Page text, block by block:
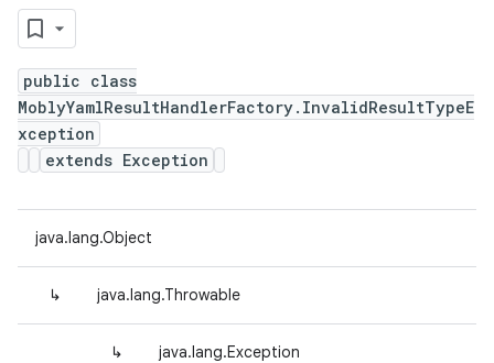
public class
MoblyYamlResultHandlerFactory.InvalidResultTypeE
xception
extends Exception
java.lang.Object
↳ java.lang.Throwable
↳ java.lang.Exception